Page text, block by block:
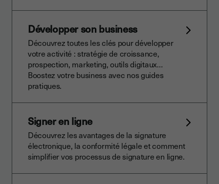
Développer son business
Découvrez toutes les clés pour développer
votre activité : stratégie de croissance,
prospection, marketing, outils digitaux…
Boostez votre business avec nos guides
pratiques.
Signer en ligne
Découvrez les avantages de la signature
électronique, la conformité légale et comment
simplifier vos processus de signature en ligne.